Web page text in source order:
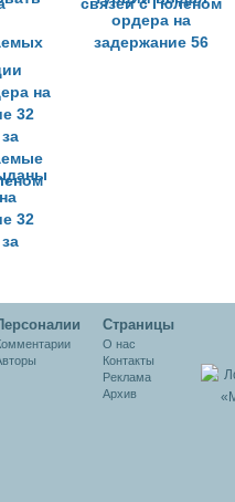
ордера на
задержание 56
32
Cтраницы
О нас
Контакты
Реклама
Архив